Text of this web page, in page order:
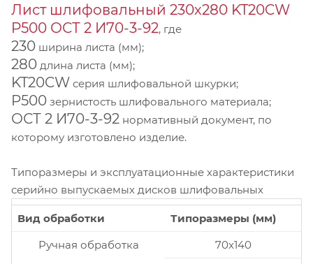
Лист шлифовальный 230х280 KT20CW
P500 ОСТ 2 И70-3-92, где
230 ширина листа (мм);
280 длина листа (мм);
KT20CW серия шлифовальной шкурки;
P500 зернистость шлифовального материала;
ОСТ 2 И70-3-92 нормативный документ, по
которому изготовлено изделие.
Типоразмеры и эксплуатационные характеристики
серийно выпускаемых дисков шлифовальных
Вид обработки
Типоразмеры (мм)
Ручная обработка
70x140